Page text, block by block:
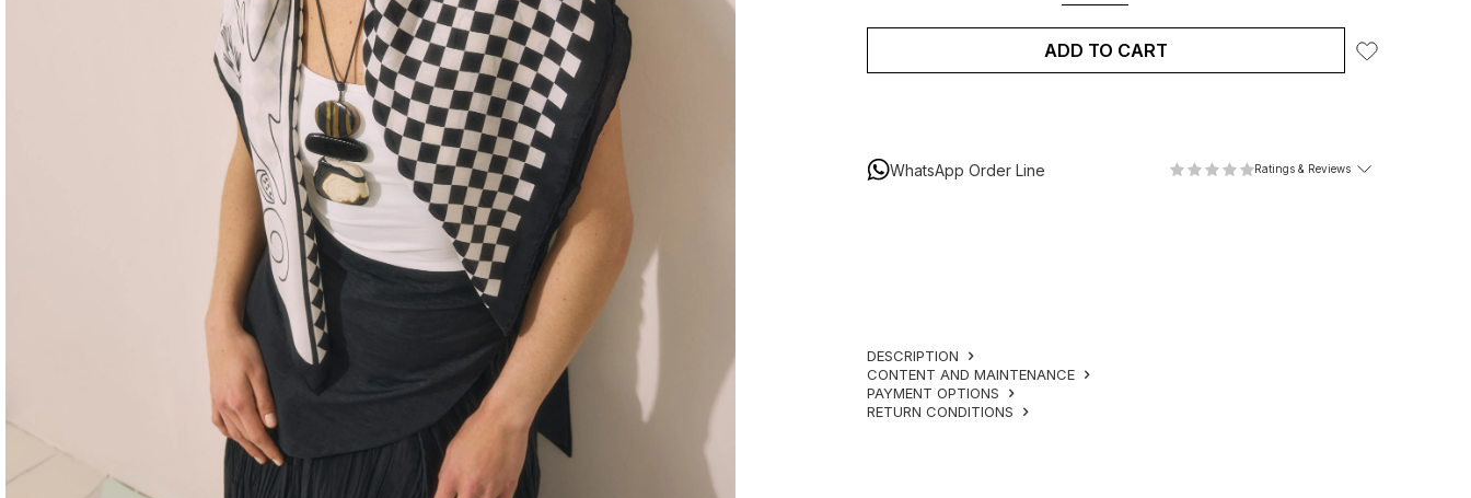
ADD TO CART
WhatsApp Order Line Ratings & Reviews
DESCRIPTION
CONTENT AND MAINTENANCE
PAYMENT OPTIONS
RETURN CONDITIONS